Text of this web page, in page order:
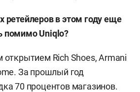
ретейлеров в этом году еще
помимо Uniqlo?
Rich Shoes, Armani
За прошлый год
70 процентов магазинов.